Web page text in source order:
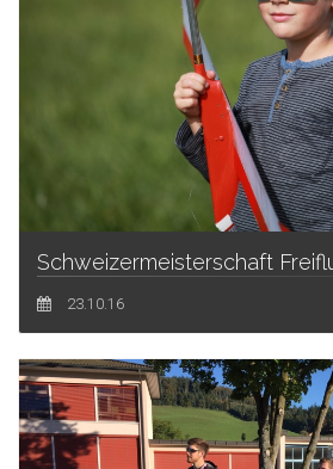
Schweizermeisterschaft
23.10.16